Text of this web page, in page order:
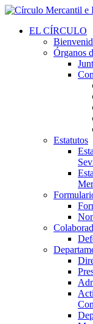
EL CÍRCULO
Órganos
Estatutos